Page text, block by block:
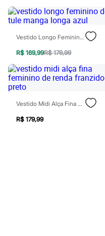
Maiôs
Saídas de praia
Personagens
Plus size
Blusas e Camisetas
Calças
Jeans
Moda esportiva
Shorts e Saias
Masculino
Em alta
Dia dos Pais
Vestido Longo Feminino De Tule Manga Longa Azul
R$ 169,99R$ 179,99
Vestido Midi Alça Fina Feminino De Renda Franzido Preto
R$ 179,99